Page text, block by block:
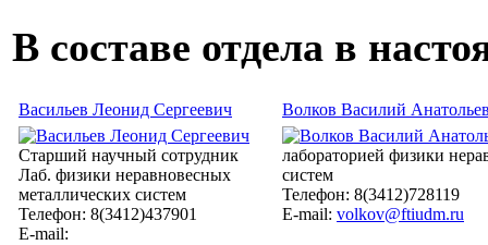
В составе отдела в
Васильев Леонид Сергеевич
Cтарший научный сотрудник
Лаб. физики неравновесных
металлических систем
Телефон: 8(3412)437901
E-mail:
Волков Василий
лабораторией физики
систем
Телефон: 8(3412)728119
E-mail: volkov@ftiudm.ru